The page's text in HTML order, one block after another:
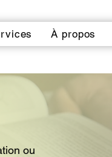
À propos
ou